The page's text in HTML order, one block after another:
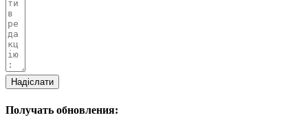
Надіслати
Получать обновления: